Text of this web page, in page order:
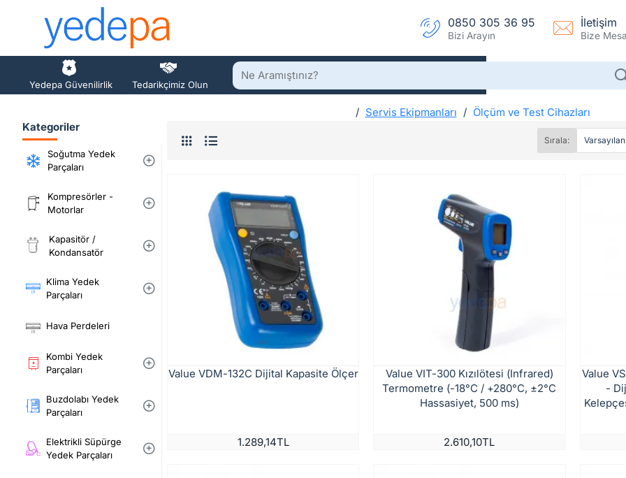
0850 305 36 95
Bizi Arayın
İletişim
Bize
Yedepa Güvenilirlik Tedarikçimiz Olun
Ne
Aramıştınız?
Servis Ekipmanları
Ölçüm ve Test Cihazları
Kategoriler
Soğutma Yedek
Parçaları
Kompresörler -
Motorlar
Kapasitör /
Kondansatör
Klima Yedek
Parçaları
Hava Perdeleri
Kombi Yedek
Parçaları
Buzdolabı Yedek
Parçaları
Elektrikli Süpürge
Yedek Parçaları
Sırala:
Value VDM-132C Dijital Kapasite Ölçer
1.289,14TL
Value VIT-300 Kızılötesi (Infrared)
Termometre (-18°C / +280°C, ±2°C
Hassasiyet, 500 ms)
2.610,10TL
Value
-